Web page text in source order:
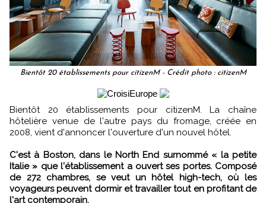
Bientôt 20 établissements pour citizenM - Crédit photo : citizenM
Bientôt 20 établissements pour citizenM. La chaîne
hôtelière venue de l'autre pays du fromage, créée en
2008, vient d'annoncer l'ouverture d'un nouvel hôtel.
C'est à Boston, dans le North End surnommé « la petite
Italie » que l'établissement a ouvert ses portes. Composé
de 272 chambres, se veut un hôtel high-tech, où les
voyageurs peuvent dormir et travailler tout en profitant de
l'art contemporain.